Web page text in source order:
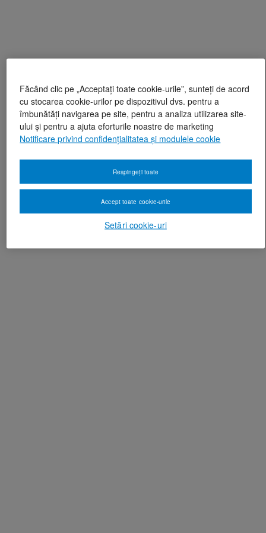
Făcând clic pe „Acceptați toate cookie-urile”, sunteți de acord
cu stocarea cookie-urilor pe dispozitivul dvs. pentru a
îmbunătăți navigarea pe site, pentru a analiza utilizarea site-
ului și pentru a ajuta eforturile noastre de marketing
Notificare privind confidențialitatea și modulele cookie
Setări cookie-uri
Respingeți toate
Accept toate cookie-urile